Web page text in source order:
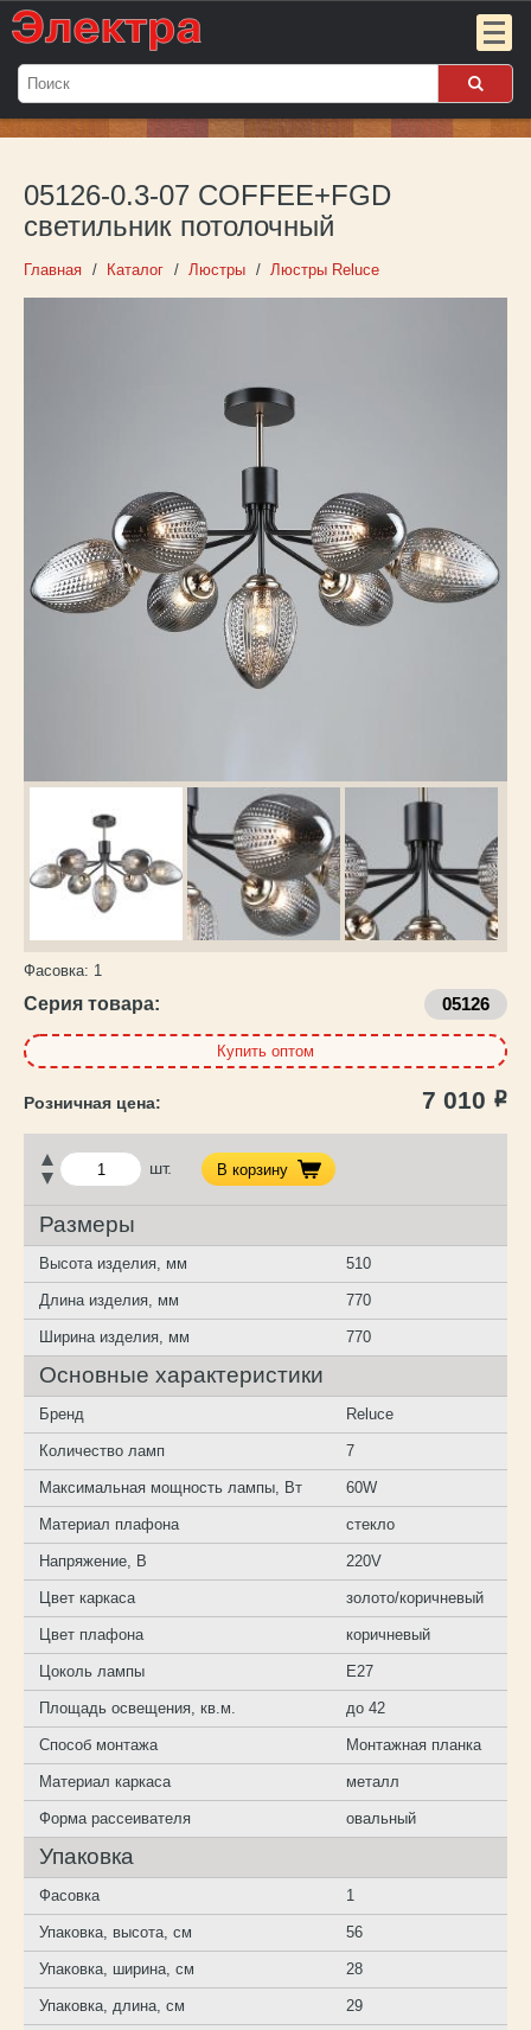
Мой
Пока
пуст
Войти
Каталог
товаров
05126-0.3-07 COFFEE+FGD
светильник потолочный
Главная Каталог Люстры Люстры Reluce
Фасовка: 1
Серия товара: 05126
Купить оптом
7 010 Р
шт. В корзину
Размеры
Высота изделия, мм 510
Длина изделия, мм 770
Ширина изделия, мм 770
Основные характеристики
Бренд Reluce
Количество ламп 7
Максимальная мощность лампы, Вт 60W
Материал плафона стекло
Напряжение, В 220V
Цвет каркаса золото/коричневый
Цвет плафона коричневый
Цоколь лампы E27
Площадь освещения, кв.м. до 42
Способ монтажа Монтажная планка
Материал каркаса металл
Форма рассеивателя овальный
Упаковка
Фасовка 1
Упаковка, высота, см 56
Упаковка, ширина, см 28
Упаковка, длина, см 29